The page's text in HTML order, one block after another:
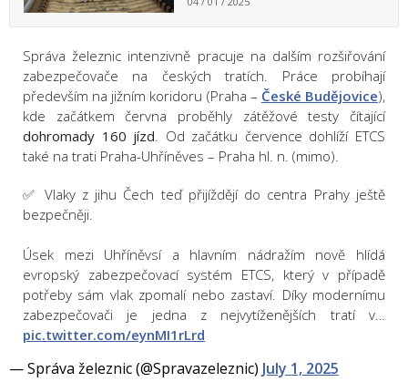
Správa železnic intenzivně pracuje na dalším rozšiřování
zabezpečovače na českých tratích. Práce probíhají
především na jižním koridoru (Praha – České Budějovice),
kde začátkem června proběhly zátěžové testy čítající
dohromady 160 jízd . Od začátku července dohlíží ETCS
také na trati Praha-Uhříněves – Praha hl. n. (mimo).
✅ Vlaky z jihu Čech teď přijíždějí do centra Prahy ještě
bezpečněji.
Úsek mezi Uhříněvsí a hlavním nádražím nově hlídá
evropský zabezpečovací systém ETCS, který v případě
potřeby sám vlak zpomalí nebo zastaví. Díky modernímu
zabezpečovači je jedna z nejvytíženějších tratí v…
pic.twitter.com/eynMI1rLrd
— Správa železnic (@Spravazeleznic) July 1, 2025